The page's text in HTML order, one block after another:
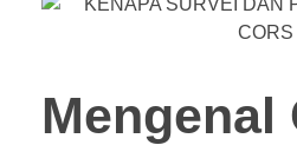
Mengenal